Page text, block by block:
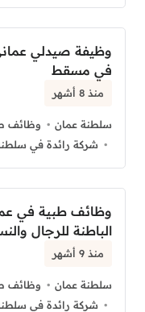
وظيفة صيدلي
في مسقط
منذ 8 أشهر
سلطنة عمان
وظائف
شركة رائدة في
وظائف طبية في
الباطنة للرجال
منذ 9 أشهر
سلطنة عمان
وظائف
شركة رائدة في